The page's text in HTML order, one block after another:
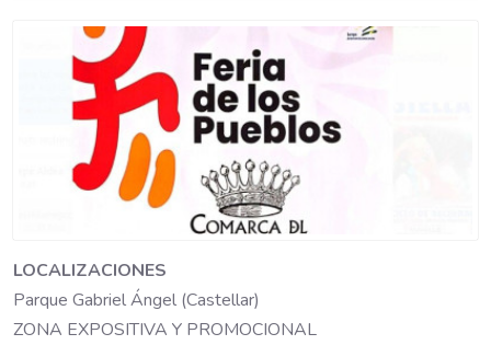
LOCALIZACIONES
Parque Gabriel Ángel (Castellar)
ZONA EXPOSITIVA Y PROMOCIONAL